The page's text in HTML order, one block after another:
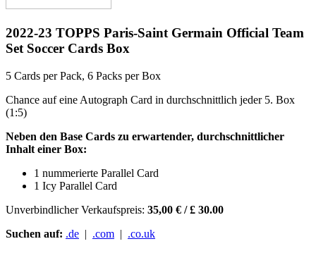
2022-23 TOPPS Paris-Saint Germain Official Team
Set Soccer Cards Box
5 Cards per Pack, 6 Packs per Box
Chance auf eine Autograph Card in durchschnittlich jeder 5. Box
(1:5)
Neben den Base Cards zu erwartender, durchschnittlicher
Inhalt einer Box:
1 nummerierte Parallel Card
1 Icy Parallel Card
Unverbindlicher Verkaufspreis: 35,00 € / £ 30.00
Suchen auf: .de | .com | .co.uk